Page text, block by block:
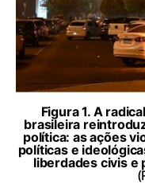
Figura 1. A
brasileira
política: as ações
políticas e
liberdades civis e